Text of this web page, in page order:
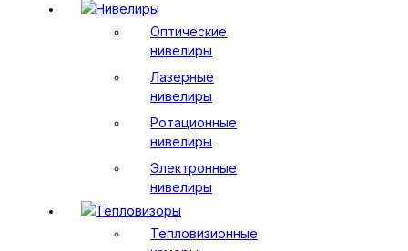
Нивелиры
Оптические
нивелиры
Лазерные
нивелиры
Ротационные
нивелиры
Электронные
нивелиры
Тепловизоры
Тепловизионные